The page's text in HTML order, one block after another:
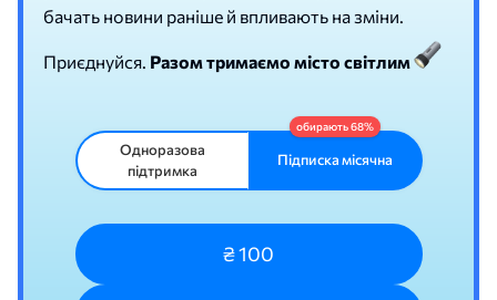
бачать новини раніше й впливають на зміни.
Приєднуйся. Разом тримаємо місто світлим
Одноразова
підтримка
Підписка місячна
₴ 100